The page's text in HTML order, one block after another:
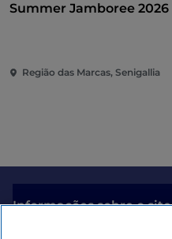
Summer Jamboree 2026
Região das Marcas, Senigallia
Informações sobre o site